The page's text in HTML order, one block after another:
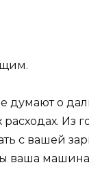
думают о
Из
с вашей
ваша машина